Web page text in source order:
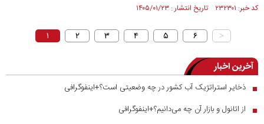
کد خبر: ۲۳۲۳۰۱ تاریخ انتشار : ۱۴۰۵/۰۱/۲۳
۱ ۲ ۳ ۴ ۵ ۶ >
آخرین اخبار
■ ذخایر استراتژیک آب کشور در چه وضعیتی است؟+اینفوگرافی
■ از اتانول و بازار آن چه می‌دانیم؟+اینفوگرافی